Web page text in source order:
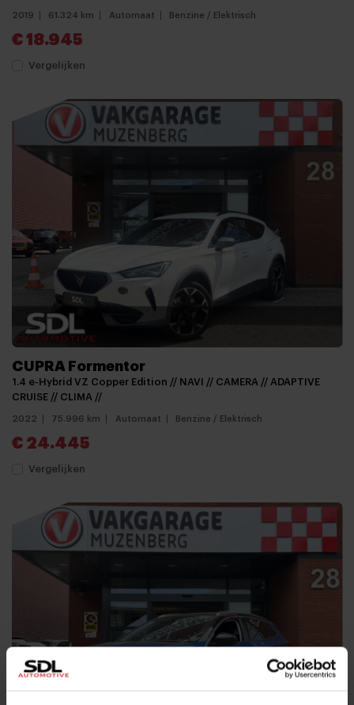
2019 61.324 km Automaat Benzine / Elektrisch
€ 18.945
Vergelijken
CUPRA Formentor
1.4 e-Hybrid VZ Copper Edition // NAVI // CAMERA // ADAPTIVE
CRUISE // CLIMA //
2022 75.996 km Automaat Benzine / Elektrisch
€ 24.445
Vergelijken